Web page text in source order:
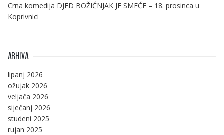
Crna komedija DJED BOŽIĆNJAK JE SMEĆE – 18. prosinca u
Koprivnici
ARHIVA
lipanj 2026
ožujak 2026
veljača 2026
siječanj 2026
studeni 2025
rujan 2025